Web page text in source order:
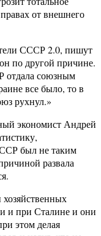
от внешнего
СССР 2.0, пишут
по другой причине.
отдала союзным
все было, то в
рухнул.»
экономист Андрей
был не таким
развала
и при Сталине и они
этом делая